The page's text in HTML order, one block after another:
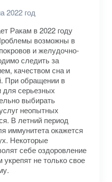
2022 год
Ракам в 2022 году
возможны в
и желудочно-
следить за
качеством сна и
При обращении в
для серьезных
выбирать
неопытных
В летний период
иммунитета окажется
Некоторые
себе оздоровление
не только свое